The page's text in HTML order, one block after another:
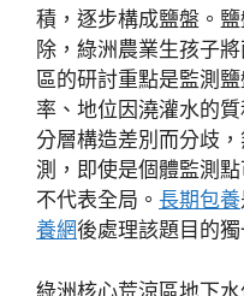
積，逐步構成鹽盤。
除，綠洲農業生孩子
區的研討重點是監測
率、地位因澆灌水的
分層構造差別而分歧
測，即使是個體監測
不代表全局。 長期包養
養網後處理該題目的獨
綠洲核心荒涼區地下